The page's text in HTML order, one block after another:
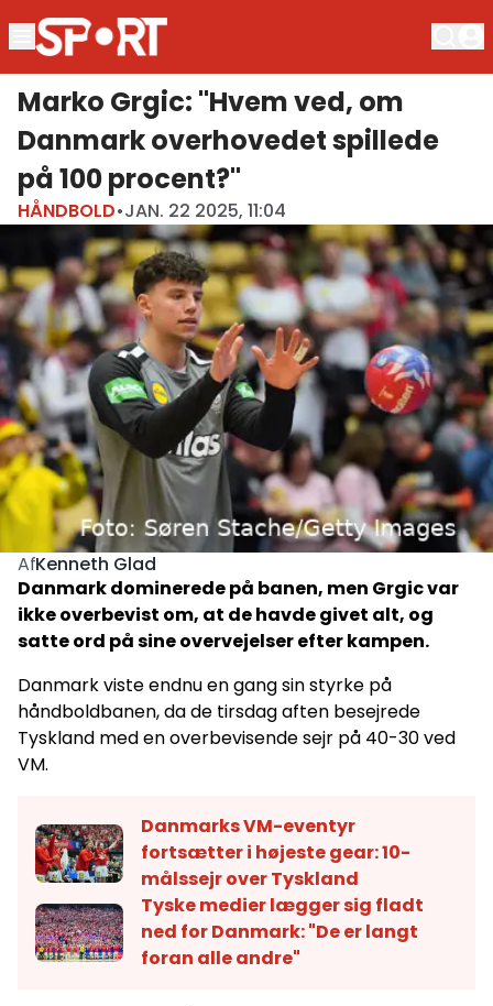
Marko Grgic: "Hvem ved, om
Danmark overhovedet spillede
på 100 procent?"
HÅNDBOLD•JAN. 22 2025, 11:04
AfKenneth Glad
Danmark dominerede på banen, men Grgic var
ikke overbevist om, at de havde givet alt, og
satte ord på sine overvejelser efter kampen.
Danmark viste endnu en gang sin styrke på
håndboldbanen, da de tirsdag aften besejrede
Tyskland med en overbevisende sejr på 40-30 ved
VM.
Danmarks VM-eventyr
fortsætter i højeste gear: 10-
målssejr over Tyskland
Tyske medier lægger sig fladt
ned for Danmark: "De er langt
foran alle andre"